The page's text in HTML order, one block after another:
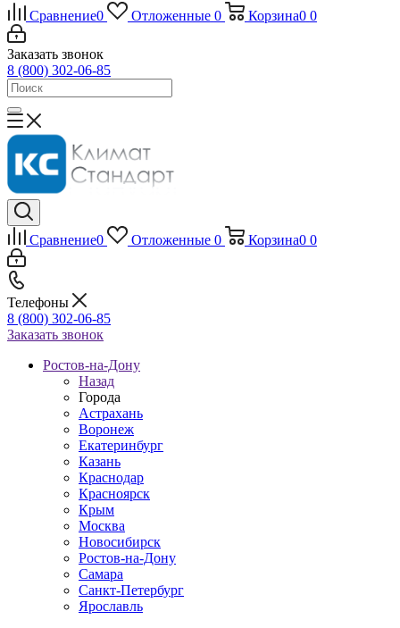
Сравнение0 Отложенные 0 Корзина0 0
Заказать звонок
8 (800) 302-06-85
Сравнение0 Отложенные 0 Корзина0 0
Телефоны
8 (800) 302-06-85
Заказать звонок
Ростов-на-Дону
Назад
Города
Астрахань
Воронеж
Екатеринбург
Казань
Краснодар
Красноярск
Крым
Москва
Новосибирск
Ростов-на-Дону
Самара
Санкт-Петербург
Ярославль